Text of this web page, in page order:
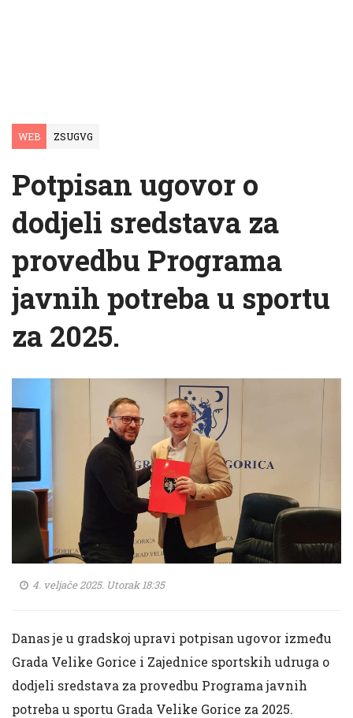
WEB ZSUGVG
Potpisan ugovor o
dodjeli sredstava za
provedbu Programa
javnih potreba u sportu
za 2025.
4. veljače 2025. Utorak 18:35
Danas je u gradskoj upravi potpisan ugovor između
Grada Velike Gorice i Zajednice sportskih udruga o
dodjeli sredstava za provedbu Programa javnih
potreba u sportu Grada Velike Gorice za 2025.